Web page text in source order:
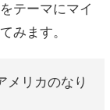
テーマにマイ
みます。
リカのなり